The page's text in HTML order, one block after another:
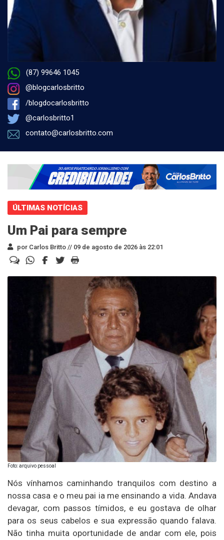
(87) 99646 1045
@blogcarlosbritto
/blogdocarlosbritto
@carlosbritto1
contato@carlosbritto.com
ÚLTIMAS NOTÍCIAS
Um Pai para sempre
por Carlos Britto // 09 de agosto de 2026 às 22:01
Foto: arquivo pessoal
Nós vínhamos caminhando tranquilos com destino a
nossa casa e o meu pai ia me ensinando a vida. Andava
devagar, com passos tímidos, e eu gostava de olhar
para os seus cabelos e sua expressão quando falava.
Não tinha muita oportunidade de andar com ele, pois